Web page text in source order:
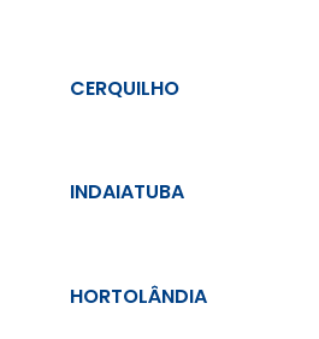
CERQUILHO
INDAIATUBA
HORTOLÂNDIA